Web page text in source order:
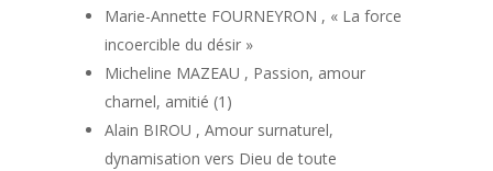
Marie-Annette FOURNEYRON , « La force
incoercible du désir »
Micheline MAZEAU , Passion, amour
charnel, amitié (1)
Alain BIROU , Amour surnaturel,
dynamisation vers Dieu de toute